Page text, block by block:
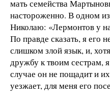
мать семейства
настороженно. В одном
Николаю: «Лермонтов у
По правде сказать, я его
слишком злой язык, и,
дружбу к твоим сестрам,
случае он не пощадит и
уезжает, для меня его